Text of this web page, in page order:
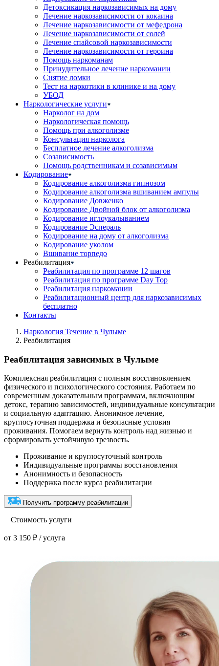
Детоксикация наркозависимых на дому
Лечение наркозависимости от кокаина
Лечение наркозависимости от мефедрона
Лечение наркозависимости от солей
Лечение спайсовой наркозависимости
Лечение наркозависимости от героина
Помощь наркоманам
Принудительное лечение наркомании
Снятие ломки
Тест на наркотики в клинике и на дому
УБОД
Наркологические услуги
Нарколог на дом
Наркологическая помощь
Помощь при алкоголизме
Консультация нарколога
Бесплатное лечение алкоголизма
Созависимость
Помощь родственникам и созависимым
Кодирование
Кодирование алкоголизма гипнозом
Кодирование алкоголизма вшиванием ампулы
Кодирование Довженко
Кодирование Двойной блок от алкоголизма
Кодирование иглоукалыванием
Кодирование Эспераль
Кодирование на дому от алкоголизма
Кодирование уколом
Вшивание торпедо
Реабилитация
Реабилитация по программе 12 шагов
Реабилитация по программе Day Top
Реабилитация наркомании
Реабилитационный центр для наркозависимых
бесплатно
Контакты
Наркология Течение в Чулыме
Реабилитация
Реабилитация зависимых в Чулыме
Комплексная реабилитация с полным восстановлением
физического и психологического состояния. Работаем по
современным доказательным программам, включающим
детокс, терапию зависимостей, индивидуальные консультации
и социальную адаптацию. Анонимное лечение,
круглосуточная поддержка и безопасные условия
проживания. Помогаем вернуть контроль над жизнью и
сформировать устойчивую трезвость.
Проживание и круглосуточный контроль
Индивидуальные программы восстановления
Анонимность и безопасность
Поддержка после курса реабилитации
Получить программу реабилитации
Стоимость услуги
от 3 150 ₽ / услуга